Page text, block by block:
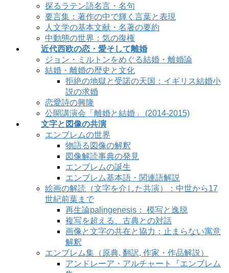
探るラテン語名言・名句
要言集：著作の中で輝く言葉と表現
人文学の基本文献・名著の要約
中動態の世界：気の復権
近代西欧の恋・愛そして離婚
ジョン・ミルトンをめぐる結婚・離婚論
結婚・離婚の歴史と文化
拒絶の地獄と受諾の天国：イギリス結婚小
説の求婚
恋愛詩の興隆
公開講演会「離婚と結婚」 (2014-2015)
文字と図像の共演
エンブレムの世界
物語る図像の解釈
図像解読事典の発見
エンブレムの誕生
エンブレム基本語・関連語解説
絵画の解読（文字を介した共演）：中世から17
世紀前葉まで
再生論palingenesis： 模写と逸脱
複写を超える、古典との対話
画像と文字の共在と協力：止まらない寓意
解釈
エンブレム集（原典, 翻訳, 作家・作品解説）
アンドレーア・アルチャート『エンブレム